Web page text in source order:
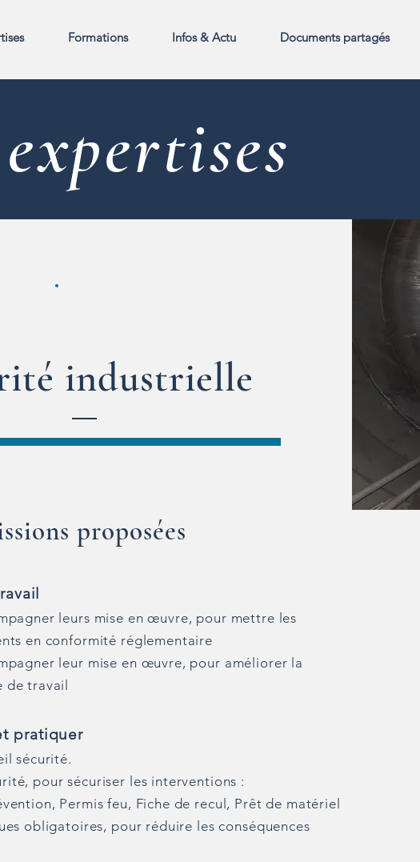
Formations Infos & Actu Documents partagés
industrielle
proposées
leurs mise en œuvre, pour mettre les
en conformité réglementaire
leur mise en œuvre, pour améliorer la
de travail
pratiquer
sécurité.
pour sécuriser les interventions :
Permis feu, Fiche de recul, Prêt de matériel
obligatoires, pour réduire les conséquences